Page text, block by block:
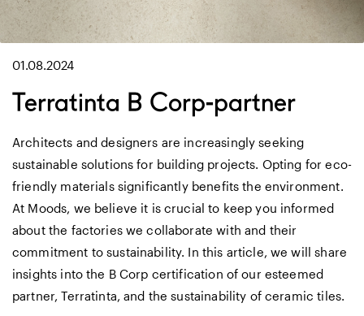
01.08.2024
Terratinta B Corp-partner
Architects and designers are increasingly seeking
sustainable solutions for building projects. Opting for eco-
friendly materials significantly benefits the environment.
At Moods, we believe it is crucial to keep you informed
about the factories we collaborate with and their
commitment to sustainability. In this article, we will share
insights into the B Corp certification of our esteemed
partner, Terratinta, and the sustainability of ceramic tiles.